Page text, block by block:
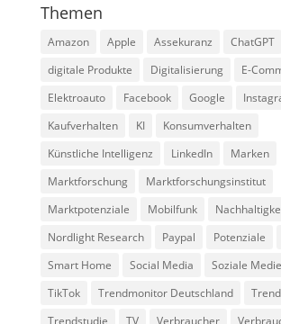
Themen
Amazon Apple Assekuranz
ChatGPT
digitale Produkte
Digitalisierung
E-
Elektroauto
Facebook Google
Kaufverhalten
KI
Konsumverhalten
Künstliche Intelligenz
LinkedIn
Marken
Marktforschung
Marktforschungsinstitut
Marktpotenziale
Mobilfunk
Nordlight Research
Paypal Potenziale
Smart Home
Social Media Soziale
TikTok
Trendmonitor Deutschland
Trendstudie
TV Verbraucher